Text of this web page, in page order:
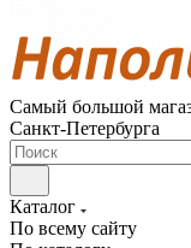
Самый большой
Санкт-Петербурга
Каталог
По всему сайту